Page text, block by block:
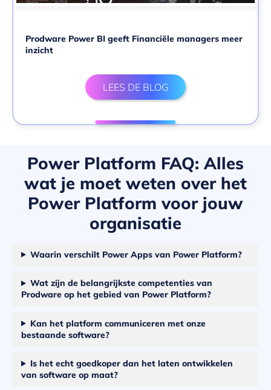
Prodware Power BI geeft Financiële managers meer
inzicht
LEES DE BLOG
Power Platform FAQ: Alles
wat je moet weten over het
Power Platform voor jouw
organisatie
Waarin verschilt Power Apps van Power Platform?
Wat zijn de belangrijkste competenties van
Prodware op het gebied van Power Platform?
Kan het platform communiceren met onze
bestaande software?
Is het echt goedkoper dan het laten ontwikkelen
van software op maat?